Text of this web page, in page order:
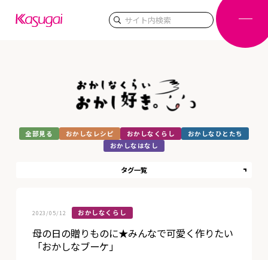
検索
全部見る おかしなレシピ おかしなくらし
おかしなひとたち
おかしなはなし
タグ一覧
2023/05/12 おかしなくらし
母の日の贈りものに★みんなで可愛く作りたい
「おかしなブーケ」